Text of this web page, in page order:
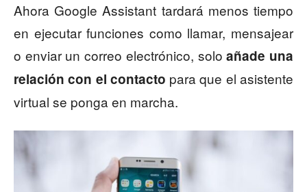
Ahora Google Assistant tardará menos tiempo
en ejecutar funciones como llamar, mensajear
o enviar un correo electrónico, soloañade una
relación con el contacto para que el asistente
virtual se ponga en marcha.